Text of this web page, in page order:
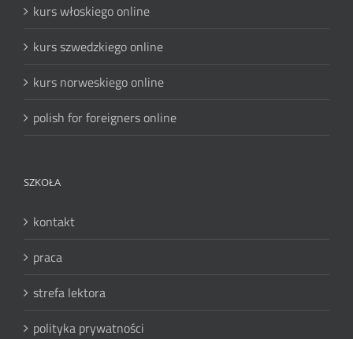
kurs włoskiego online
kurs szwedzkiego online
kurs norweskiego online
polish for foreigners online
SZKOŁA
kontakt
praca
strefa lektora
polityka prywatności